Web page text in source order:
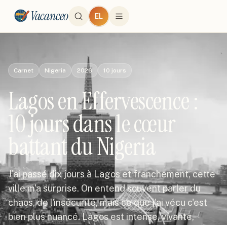
Vacanceo EL
Carnet Nigeria 2026 10 jours
Lagos en Effervescence :
10 jours dans le cœur
battant du Nigeria
J'ai passé dix jours à Lagos et franchement, cette
ville m'a surprise. On entend souvent parler du
chaos, de l'insécurité, mais ce que j'ai vécu c'est
bien plus nuancé. Lagos est intense, vivante,